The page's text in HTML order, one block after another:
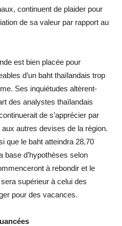
continuent de plaider pour
de sa valeur par rapport au
est bien placée pour
d’un baht thaïlandais trop
Ses inquiétudes altèrent-
des analystes thaïlandais
de s’apprécier par
autres devises de la région.
que le baht atteindra 28,70
base d’hypothèses selon
à rebondir et le
supérieur à celui des
pour des vacances.